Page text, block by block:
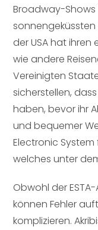
Broadway-Shows
sonnengeküssten
der USA hat ihren
wie andere
Vereinigten
sicherstellen,
haben, bevor ihr
und bequemer
Electronic System
welches unter
Obwohl der
können Fehler
komplizieren.